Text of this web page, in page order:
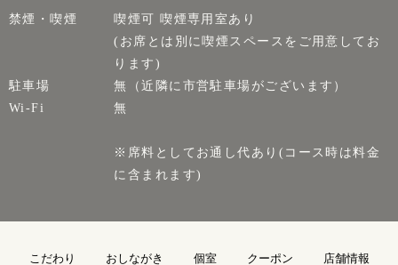
禁煙・喫煙
喫煙可 喫煙専用室あり
(お席とは別に喫煙スペースをご用意してお
ります)
駐車場
無（近隣に市営駐車場がございます）
Wi-Fi
無
※席料としてお通し代あり(コース時は料金
に含まれます)
こだわり おしながき 個室 クーポン 店舗情報